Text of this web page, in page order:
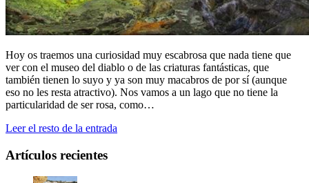
Hoy os traemos una curiosidad muy escabrosa que nada tiene que
ver con el museo del diablo o de las criaturas fantásticas, que
también tienen lo suyo y ya son muy macabros de por sí (aunque
eso no les resta atractivo). Nos vamos a un lago que no tiene la
particularidad de ser rosa, como…
Leer el resto de la entrada
Artículos recientes